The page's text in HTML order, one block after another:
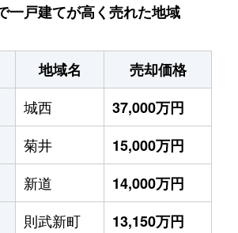
一戸建てが高く売れた地域
地域名
売却価格
城西
37,000万円
菊井
15,000万円
新道
14,000万円
則武新町
13,150万円